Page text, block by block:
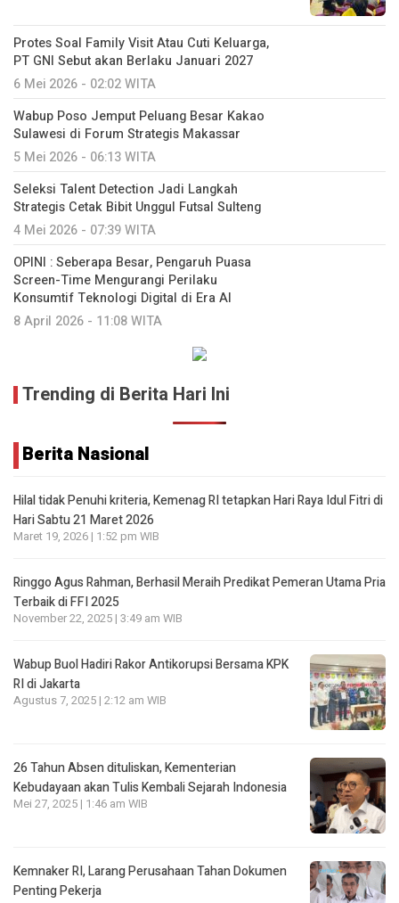
Protes Soal Family Visit Atau Cuti Keluarga,
PT GNI Sebut akan Berlaku Januari 2027
6 Mei 2026 - 02:02 WITA
Wabup Poso Jemput Peluang Besar Kakao
Sulawesi di Forum Strategis Makassar
5 Mei 2026 - 06:13 WITA
Seleksi Talent Detection Jadi Langkah
Strategis Cetak Bibit Unggul Futsal Sulteng
4 Mei 2026 - 07:39 WITA
OPINI : Seberapa Besar, Pengaruh Puasa
Screen-Time Mengurangi Perilaku
Konsumtif Teknologi Digital di Era AI
8 April 2026 - 11:08 WITA
Trending di Berita Hari Ini
Berita Nasional
Hilal tidak Penuhi kriteria, Kemenag RI tetapkan Hari Raya Idul Fitri di
Hari Sabtu 21 Maret 2026
Maret 19, 2026 | 1:52 pm WIB
Ringgo Agus Rahman, Berhasil Meraih Predikat Pemeran Utama Pria
Terbaik di FFI 2025
November 22, 2025 | 3:49 am WIB
Wabup Buol Hadiri Rakor Antikorupsi Bersama KPK
RI di Jakarta
Agustus 7, 2025 | 2:12 am WIB
26 Tahun Absen dituliskan, Kementerian
Kebudayaan akan Tulis Kembali Sejarah Indonesia
Mei 27, 2025 | 1:46 am WIB
Kemnaker RI, Larang Perusahaan Tahan Dokumen
Penting Pekerja